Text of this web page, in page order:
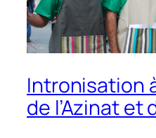
Intronisation
de l’Azinat et